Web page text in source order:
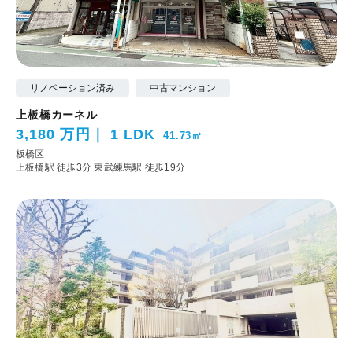
リノベーション済み 中古マンション
上板橋カーネル
3,180 万円 1 LDK 41.73㎡
板橋区
上板橋駅 徒歩3分東武練馬駅 徒歩19分